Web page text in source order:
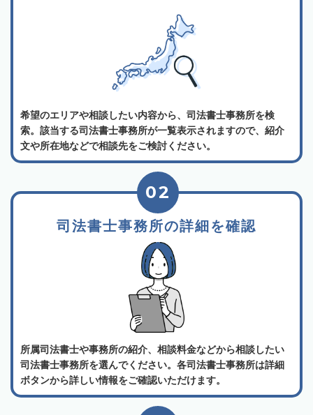
希望のエリアや相談したい内容から、司法書士事務所を検
索。該当する司法書士事務所が一覧表示されますので、紹介
文や所在地などで相談先をご検討ください。
司法書士事務所の詳細を確認
02
所属司法書士や事務所の紹介、相談料金などから相談したい
司法書士事務所を選んでください。各司法書士事務所は詳細
ボタンから詳しい情報をご確認いただけます。